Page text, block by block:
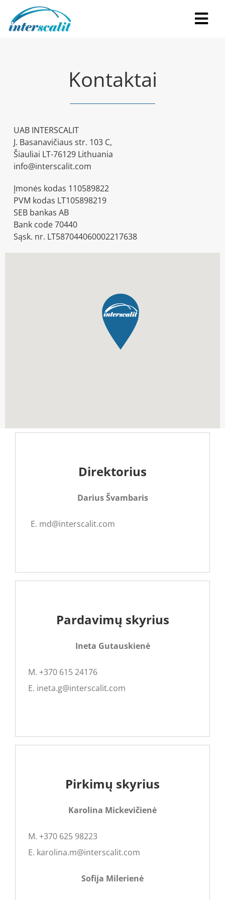
Apie
FAM’ HOME
LT
Kontaktai
UAB INTERSCALIT
J. Basanavičiaus str. 103 C,
Šiauliai LT-76129 Lithuania
info@interscalit.com
Įmonės kodas 110589822
PVM kodas LT105898219
SEB bankas AB
Bank code 70440
Sąsk. nr. LT587044060002217638
Direktorius
Darius Švambaris
E. md@interscalit.com
Pardavimų skyrius
Ineta Gutauskienė
M. +370 615 24176
E. ineta.g@interscalit.com
Pirkimų skyrius
Karolina Mickevičienė
M. +370 625 98223
E. karolina.m@interscalit.com
Sofija Milerienė